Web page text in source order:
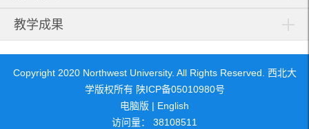
教学成果
Copyright 2020 Northwest University. All Rights Reserved. 西北大
学版权所有 陕ICP备05010980号
电脑版 | English
访问量： 38108511